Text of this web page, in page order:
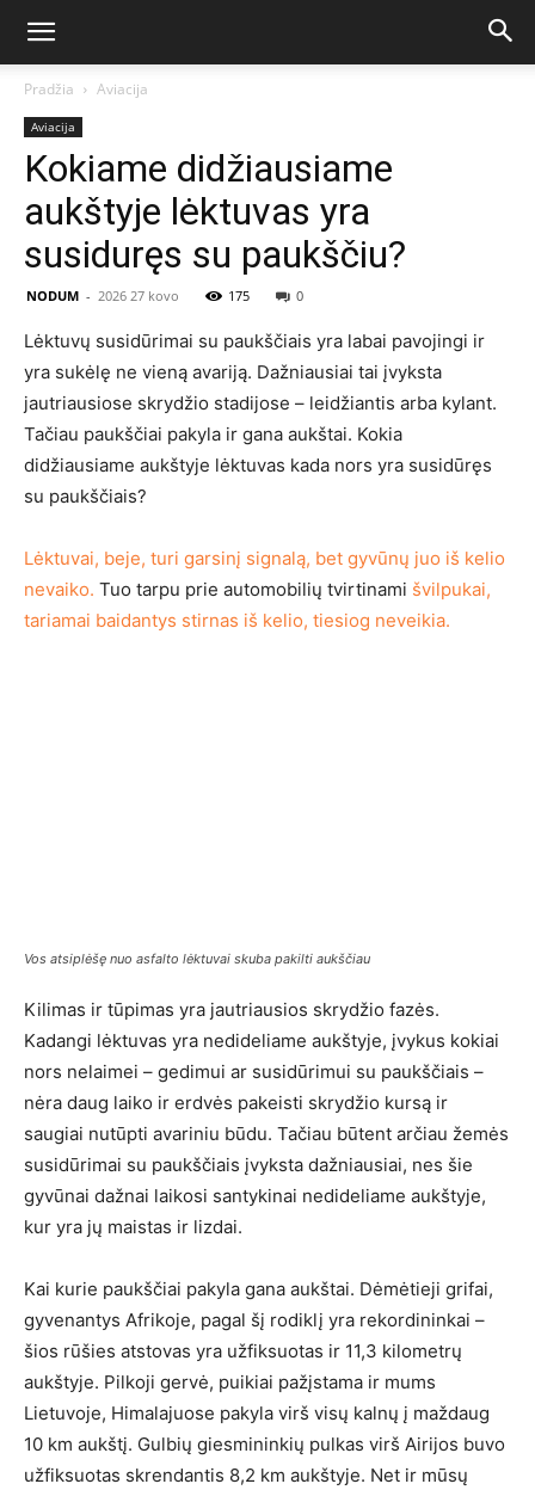
Pradžia Aviacija
Aviacija
Kokiame didžiausiame
aukštyje lėktuvas yra
susiduręs su paukščiu?
NODUM - 2026 27 kovo 175 0
Lėktuvų susidūrimai su paukščiais yra labai pavojingi ir
yra sukėlę ne vieną avariją. Dažniausiai tai įvyksta
jautriausiose skrydžio stadijose – leidžiantis arba kylant.
Tačiau paukščiai pakyla ir gana aukštai. Kokia
didžiausiame aukštyje lėktuvas kada nors yra susidūręs
su paukščiais?
Lėktuvai, beje, turi garsinį signalą, bet gyvūnų juo iš kelio
nevaiko. Tuo tarpu prie automobilių tvirtinami švilpukai,
tariamai baidantys stirnas iš kelio, tiesiog neveikia.
Vos atsiplėšę nuo asfalto lėktuvai skuba pakilti aukščiau
Kilimas ir tūpimas yra jautriausios skrydžio fazės.
Kadangi lėktuvas yra nedideliame aukštyje, įvykus kokiai
nors nelaimei – gedimui ar susidūrimui su paukščiais –
nėra daug laiko ir erdvės pakeisti skrydžio kursą ir
saugiai nutūpti avariniu būdu. Tačiau būtent arčiau žemės
susidūrimai su paukščiais įvyksta dažniausiai, nes šie
gyvūnai dažnai laikosi santykinai nedideliame aukštyje,
kur yra jų maistas ir lizdai.
Kai kurie paukščiai pakyla gana aukštai. Dėmėtieji grifai,
gyvenantys Afrikoje, pagal šį rodiklį yra rekordininkai –
šios rūšies atstovas yra užfiksuotas ir 11,3 kilometrų
aukštyje. Pilkoji gervė, puikiai pažįstama ir mums
Lietuvoje, Himalajuose pakyla virš visų kalnų į maždaug
10 km aukštį. Gulbių giesmininkių pulkas virš Airijos buvo
užfiksuotas skrendantis 8,2 km aukštyje. Net ir mūsų